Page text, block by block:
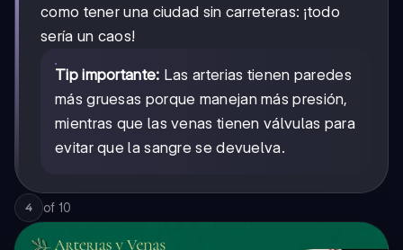
como tener una ciudad sin carreteras: ¡todo
sería un caos!
Tip importante: Las arterias tienen paredes
más gruesas porque manejan más presión,
mientras que las venas tienen válvulas para
evitar que la sangre se devuelva.
4 of 10